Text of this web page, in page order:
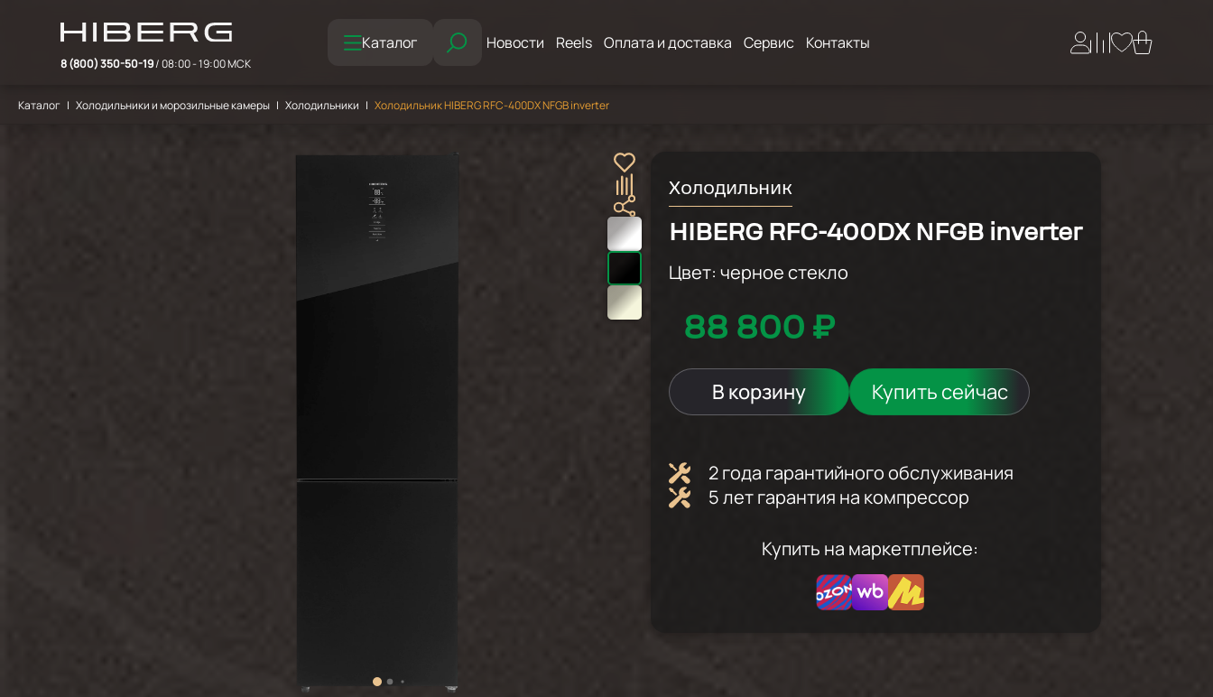
8 (800) 350-50-19/ 08:00 - 19:00 МСК
Каталог Новости Reels Оплата и доставка Сервис Контакты
Каталог Холодильники и морозильные камеры Холодильники Холодильник HIBERG RFC-400DX NFGB inverter
Холодильник
HIBERG RFC-400DX NFGB inverter
Цвет:черное стекло
88 800 ₽
В корзину Купить сейчас
2 года гарантийного обслуживания
5 лет гарантия на компрессор
Купить на маркетплейсе: